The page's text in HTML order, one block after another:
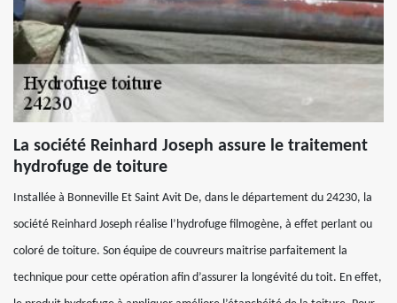
La société Reinhard Joseph assure le traitement
hydrofuge de toiture
Installée à Bonneville Et Saint Avit De, dans le département du 24230, la
société Reinhard Joseph réalise l’hydrofuge filmogène, à effet perlant ou
coloré de toiture. Son équipe de couvreurs maitrise parfaitement la
technique pour cette opération afin d’assurer la longévité du toit. En effet,